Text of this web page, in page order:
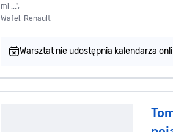
mi ...",
Wafel, Renault
Warsztat nie udostępnia kalendarza